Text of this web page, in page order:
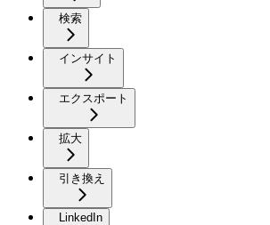
検索
インサイト
エクスポート
拡大
引き換え
LinkedIn